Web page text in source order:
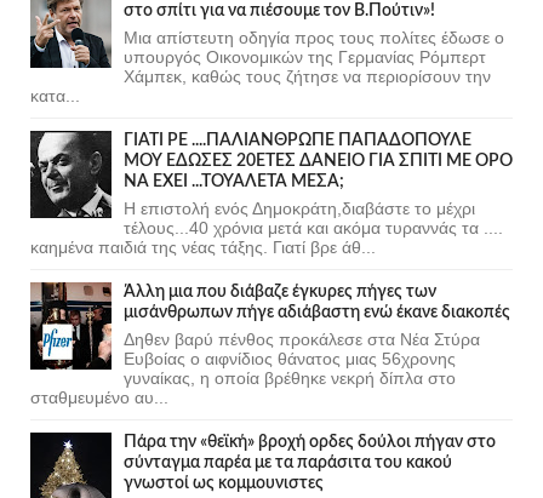
στο σπίτι για να πιέσουμε τον Β.Πούτιν»!
Μια απίστευτη οδηγία προς τους πολίτες έδωσε ο
υπουργός Οικονομικών της Γερμανίας Ρόμπερτ
Χάμπεκ, καθώς τους ζήτησε να περιορίσουν την
κατα...
ΓΙΑΤΙ ΡΕ ....ΠΑΛΙΑΝΘΡΩΠΕ ΠΑΠΑΔΟΠΟΥΛΕ
ΜΟΥ ΕΔΩΣΕΣ 20ΕΤΕΣ ΔΑΝΕΙΟ ΓΙΑ ΣΠΙΤΙ ΜΕ ΟΡΟ
ΝΑ ΕΧΕΙ ...ΤΟΥΑΛΕΤΑ ΜΕΣΑ;
Η επιστολή ενός Δημοκράτη,διαβάστε το μέχρι
τέλους...40 χρόνια μετά και ακόμα τυραννάς τα ....
καημένα παιδιά της νέας τάξης. Γιατί βρε άθ...
Άλλη μια που διάβαζε έγκυρες πήγες των
μισάνθρωπων πήγε αδιάβαστη ενώ έκανε διακοπές
Δηθεν βαρύ πένθος προκάλεσε στα Νέα Στύρα
Ευβοίας ο αιφνίδιος θάνατος μιας 56χρονης
γυναίκας, η οποία βρέθηκε νεκρή δίπλα στο
σταθμευμένο αυ...
Πάρα την «θεϊκή» βροχή ορδες δούλοι πήγαν στο
σύνταγμα παρέα με τα παράσιτα του κακού
γνωστοί ως κομμουνιστες